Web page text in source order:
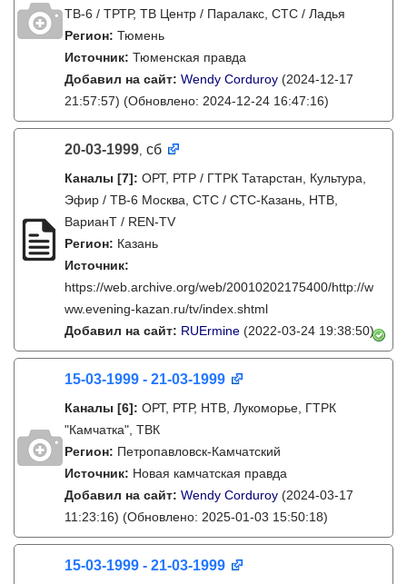
ТВ-6 / ТРТР, ТВ Центр / Паралакс, СТС / Ладья
Регион: Тюмень
Источник: Тюменская правда
Добавил на сайт: Wendy Corduroy (2024-12-17
21:57:57) (Обновлено: 2024-12-24 16:47:16)
20-03-1999, сб
Каналы [7]: ОРТ, РТР / ГТРК Татарстан, Культура,
Эфир / ТВ-6 Москва, СТС / СТС-Казань, НТВ,
ВарианТ / REN-TV
Регион: Казань
Источник:
https://web.archive.org/web/20010202175400/http://w
ww.evening-kazan.ru/tv/index.shtml
Добавил на сайт: RUErmine (2022-03-24 19:38:50)
15-03-1999 - 21-03-1999
Каналы [6]: ОРТ, РТР, НТВ, Лукоморье, ГТРК
"Камчатка", ТВК
Регион: Петропавловск-Камчатский
Источник: Новая камчатская правда
Добавил на сайт: Wendy Corduroy (2024-03-17
11:23:16) (Обновлено: 2025-01-03 15:50:18)
15-03-1999 - 21-03-1999